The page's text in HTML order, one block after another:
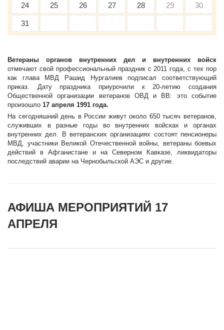
24 25 26 27 28 29 30
31
Ветераны органов внутренних дел и внутренних войск
отмечают свой профессиональный праздник с 2011 года, с тех пор
как глава МВД Рашид Нургалиев подписал соответствующий
приказ. Дату праздника приурочили к 20-летию создания
Общественной организации ветеранов ОВД и ВВ: это событие
произошло 17 апреля 1991 года.
На сегодняшний день в России живут около 650 тысяч ветеранов,
служивших в разные годы во внутренних войсках и органах
внутренних дел. В ветеранских организациях состоят пенсионеры
МВД, участники Великой Отечественной войны, ветераны боевых
действий в Афганистане и на Северном Кавказе, ликвидаторы
последствий аварии на Чернобыльской АЭС и другие.
АФИША МЕРОПРИЯТИЙ 17
АПРЕЛЯ